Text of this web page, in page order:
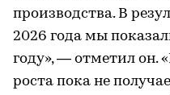
производства. В
2026 года мы
году», — отметил он.
роста пока не